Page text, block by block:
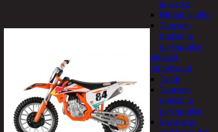
ja -sarjat
Nitojat ja niitit
Tuurnat,
meistit ja
piirtopuikot
Käsihöylät
Lyöntityökalut
Taltat
Tuurnat,
meistit ja
piirtopuikot
Vasarat ja